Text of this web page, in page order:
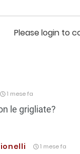
Please login to
1 mese fa
le grigliate?
1 mese fa